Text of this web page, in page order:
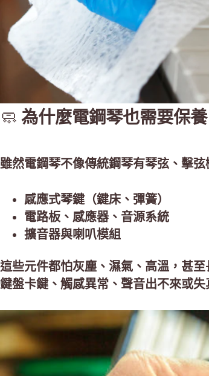
🧼 為什麼電鋼琴也需要保養
雖然電鋼琴不像傳統鋼琴有琴弦、擊
感應式琴鍵（鍵床、彈簧）
電路板、感應器、音源系統
擴音器與喇叭模組
這些元件都怕灰塵、濕氣、高溫，甚
鍵盤卡鍵、觸感異常、聲音出不來或失